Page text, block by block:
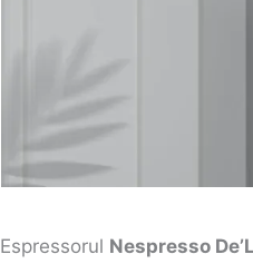
Espressorul Nespresso